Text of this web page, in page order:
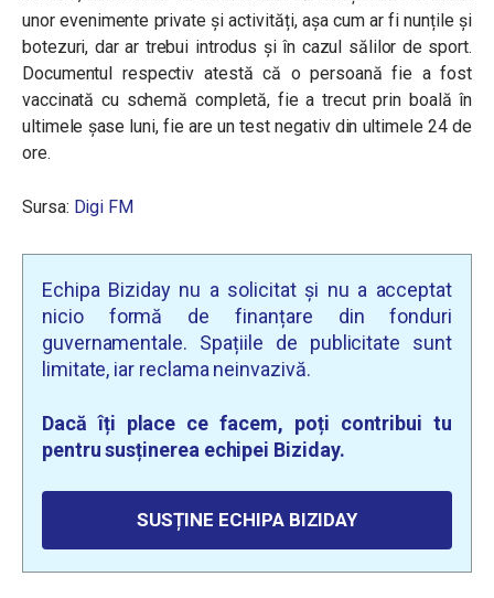
unor evenimente private și activități, așa cum ar fi nunțile și
botezuri, dar ar trebui introdus și în cazul sălilor de sport.
Documentul respectiv atestă că o persoană fie a fost
vaccinată cu schemă completă, fie a trecut prin boală în
ultimele șase luni, fie are un test negativ din ultimele 24 de
ore.
Sursa: Digi FM
Echipa Biziday nu a solicitat și nu a acceptat
nicio formă de finanțare din fonduri
guvernamentale. Spațiile de publicitate sunt
limitate, iar reclama neinvazivă.
Dacă îți place ce facem, poți contribui tu
pentru susținerea echipei Biziday.
SUSȚINE ECHIPA BIZIDAY